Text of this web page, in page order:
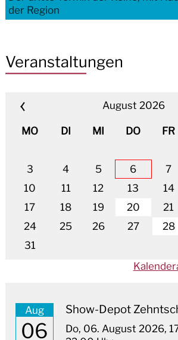
der Region
Veranstaltungen
August 2026
MO DI MI DO FR
3
4 5 6 7
10
11 12 13 14
17
18 19 20 21
24
25 26 27 28
31
Aug
06
Show-Depot
Do, 06. August 2026,